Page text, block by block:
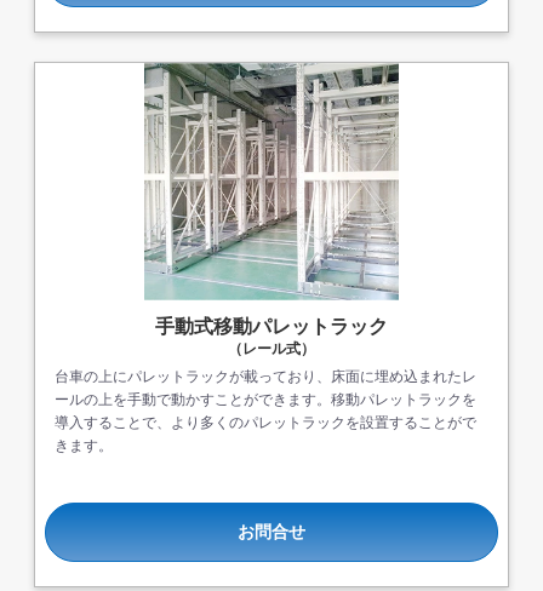
手動式移動パレットラック
（レール式）
台車の上にパレットラックが載っており、床面に埋め込まれたレ
ールの上を手動で動かすことができます。移動パレットラックを
導入することで、より多くのパレットラックを設置することがで
きます。
お問合せ